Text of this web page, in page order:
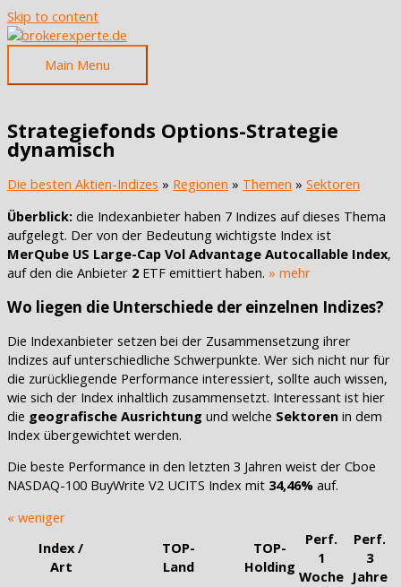
Skip to content
Main Menu
Strategiefonds Options-Strategie
dynamisch
Die besten Aktien-Indizes » Regionen » Themen » Sektoren
Überblick: die Indexanbieter haben 7 Indizes auf dieses Thema
aufgelegt. Der von der Bedeutung wichtigste Index ist
MerQube US Large-Cap Vol Advantage Autocallable Index,
auf den die Anbieter 2 ETF emittiert haben. » mehr
Wo liegen die Unterschiede der einzelnen Indizes?
Die Indexanbieter setzen bei der Zusammensetzung ihrer
Indizes auf unterschiedliche Schwerpunkte. Wer sich nicht nur für
die zurückliegende Performance interessiert, sollte auch wissen,
wie sich der Index inhaltlich zusammensetzt. Interessant ist hier
die geografische Ausrichtung und welche Sektoren in dem
Index übergewichtet werden.
Die beste Performance in den letzten 3 Jahren weist der Cboe
NASDAQ-100 BuyWrite V2 UCITS Index mit 34,46% auf.
« weniger
Index /
Art
TOP-
Land
TOP-
Holding
Perf.
1
Woche
Perf.
3
Jahre